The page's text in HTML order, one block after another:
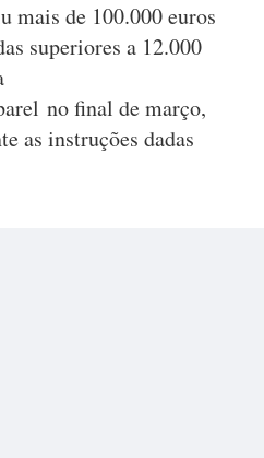
mais de 100.000 euros
superiores a 12.000
no final de março,
as instruções dadas